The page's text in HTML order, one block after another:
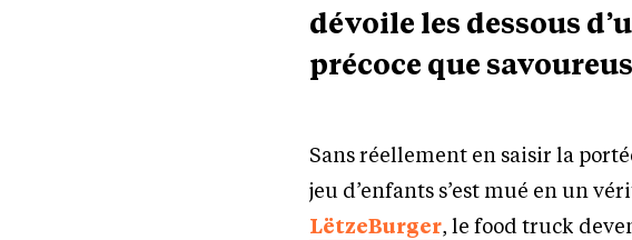
dévoile les dessous
précoce que
Sans réellement en saisir la
jeu d’enfants s’est mué en un
LëtzeBurger, le food truck